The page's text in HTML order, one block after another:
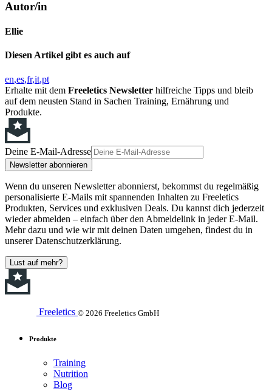
Autor/in
Ellie
Diesen Artikel gibt es auch auf
en es fr it pt
Erhalte mit dem Freeletics Newsletter hilfreiche Tipps und bleib
auf dem neusten Stand in Sachen Training, Ernährung und
Produkte.
Deine E-Mail-Adresse
Newsletter abonnieren
Wenn du unseren Newsletter abonnierst, bekommst du regelmäßig
personalisierte E-Mails mit spannenden Inhalten zu Freeletics
Produkten, Services und exklusiven Deals. Du kannst dich jederzeit
wieder abmelden – einfach über den Abmeldelink in jeder E-Mail.
Mehr dazu und wie wir mit deinen Daten umgehen, findest du in
unserer Datenschutzerklärung.
Lust auf mehr?
Freeletics © 2026 Freeletics GmbH
Produkte
Training
Nutrition
Blog